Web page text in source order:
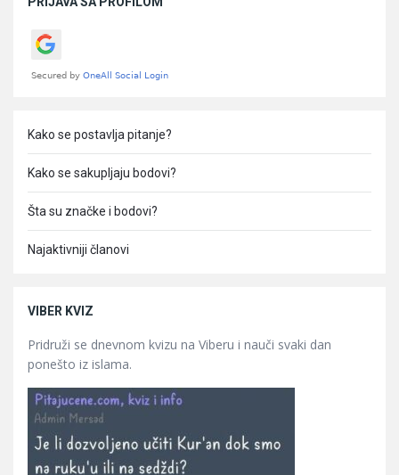
Kako se postavlja pitanje?
Kako se sakupljaju bodovi?
Šta su značke i bodovi?
Najaktivniji članovi
VIBER KVIZ
Pridruži se dnevnom kvizu na Viberu i nauči svaki dan
ponešto iz islama.